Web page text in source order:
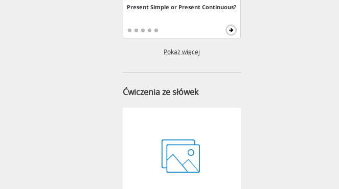
Present Simple or Present Continuous?
Pokaż więcej
Ćwiczenia ze słówek